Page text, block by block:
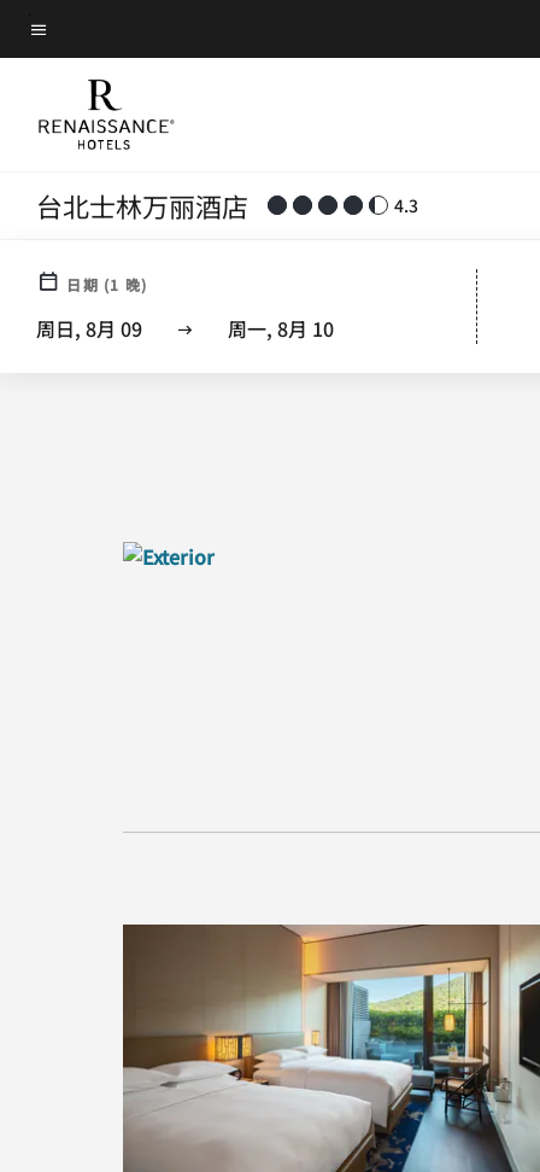
Skip
to
content
菜单文本
台北士林万丽酒店 4.3
日期 (1 晚)
周日, 8月 09 周一, 8月 10